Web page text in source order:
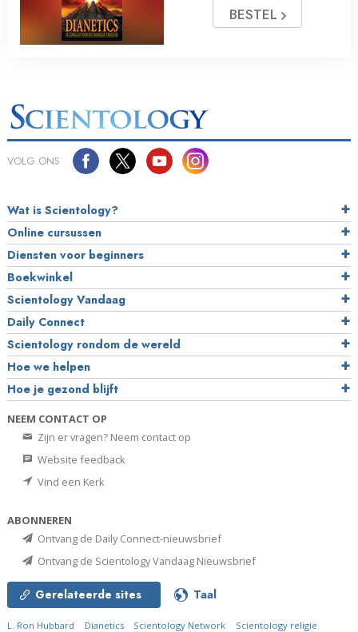
BESTEL
VOLG ONS
Wat is Scientology?
Online cursussen
Diensten voor beginners
Boekwinkel
Scientology Vandaag
Daily Connect
Scientology rondom de wereld
Hoe we helpen
Hoe je gezond blijft
NEEM CONTACT OP
Zijn er vragen? Neem contact op
Website feedback
Vind een Kerk
ABONNEREN
Ontvang de Daily Connect-nieuwsbrief
Ontvang de Scientology Vandaag Nieuwsbrief
Gerelateerde sites Taal
L. Ron Hubbard Dianetics Scientology Network Scientology religie